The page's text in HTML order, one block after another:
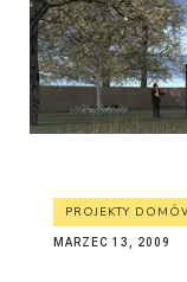
PROJEKTY
MARZEC 13, 2009